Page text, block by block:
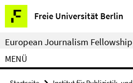
Springe
direkt
zu
Inhalt
Freie Universität Berlin
Service-
Navigation
European Journalism Fellowship
MENÜ